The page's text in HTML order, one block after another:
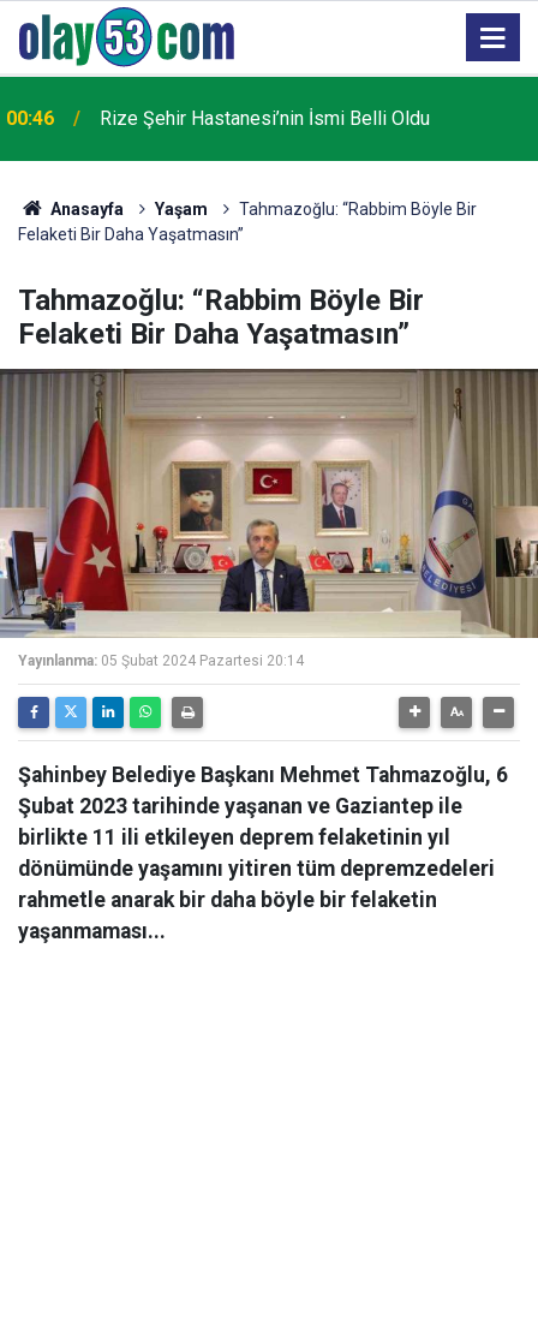
22:57
AK Parti Rize İl Başkanı Katmer: ÇAYKUR Türkiye
Varlık Fonu kapsamından çıkarılacak
Anasayfa Yaşam
Tahmazoğlu: “Rabbim Böyle Bir
Felaketi Bir Daha Yaşatmasın”
Tahmazoğlu: “Rabbim Böyle Bir
Felaketi Bir Daha Yaşatmasın”
Yayınlanma: 05 Şubat 2024 Pazartesi 20:14
Şahinbey Belediye Başkanı Mehmet Tahmazoğlu, 6
Şubat 2023 tarihinde yaşanan ve Gaziantep ile
birlikte 11 ili etkileyen deprem felaketinin yıl
dönümünde yaşamını yitiren tüm depremzedeleri
rahmetle anarak bir daha böyle bir felaketin
yaşanmaması...